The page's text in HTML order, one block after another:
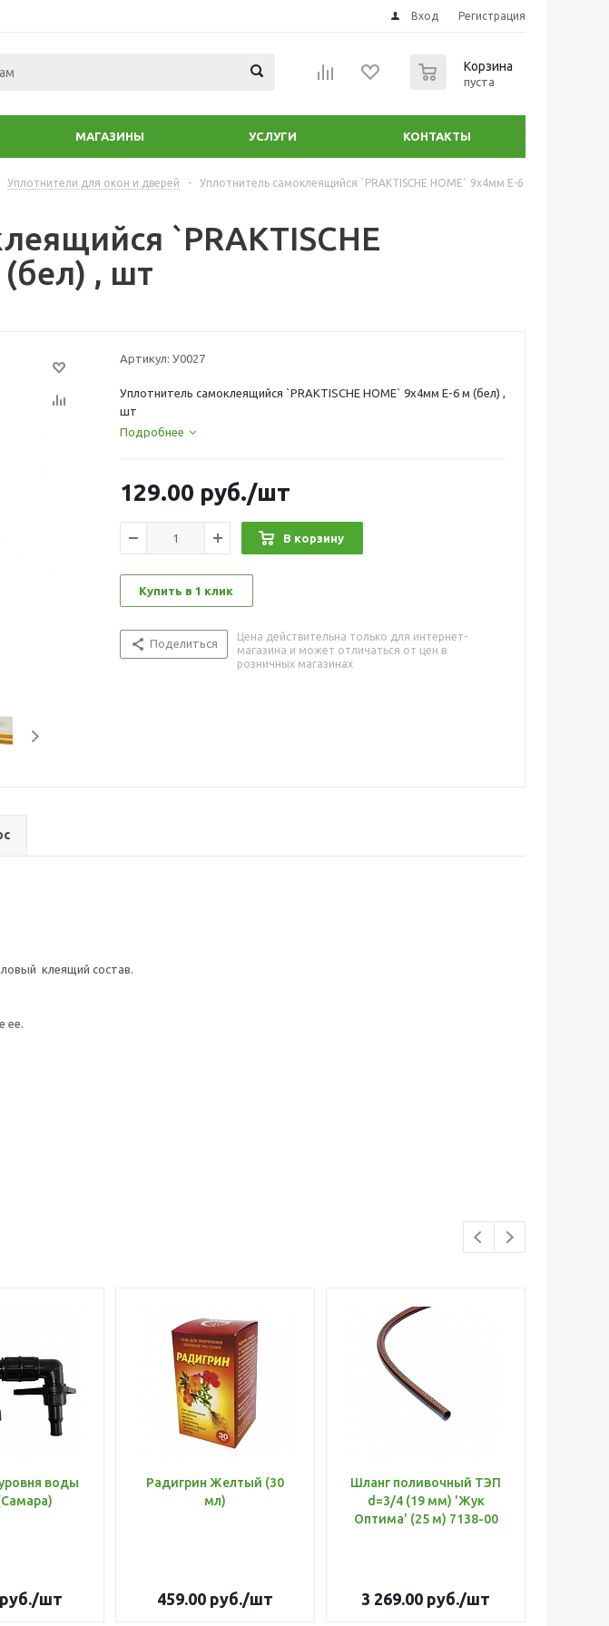
Вход Регистрация
Корзина
пуста
МАГАЗИНЫ УСЛУГИ КОНТАКТЫ
Уплотнители для окон и дверей -
Уплотнитель самоклеящийся `PRAKTISCHE HOME` 9х4мм Е-6
`PRAKTISCHE
, шт
Артикул: У0027
Уплотнитель самоклеящийся `PRAKTISCHE HOME` 9х4мм Е-6 м (бел) ,
шт
Подробнее
129.00 руб./шт
В корзину
Купить в 1 клик
Поделиться
Цена действительна только для интернет-
магазина и может отличаться от цен в
розничных магазинах
клеящий состав.
ее.
воды
руб./шт
Радигрин Желтый (30
мл)
459.00 руб./шт
Шланг поливочный ТЭП
d=3/4 (19 мм) 'Жук
Оптима' (25 м) 7138-00
3 269.00 руб./шт